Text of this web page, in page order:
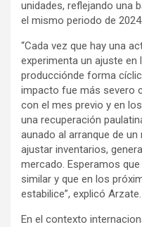
unidades, reflejando una
el mismo periodo de 2024.
“Cada vez que hay una
experimenta un ajuste
producciónde forma
impacto fue más severo
con el mes previo y en
una recuperación
aunado al arranque de
ajustar inventarios,
mercado. Esperamos
similar y que en los
estabilice”, explicó Arzate.
En el contexto